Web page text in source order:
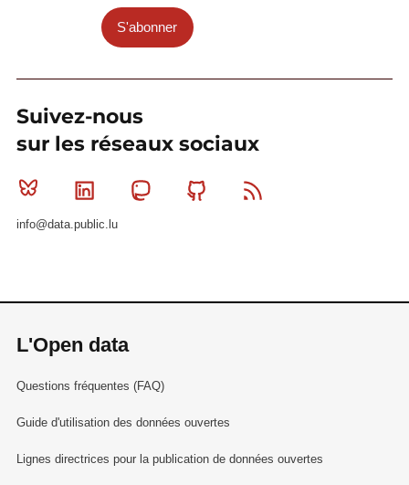
S'abonner
Suivez-nous
sur les réseaux sociaux
Bluesky Linkedin MastodonGithub
info@data.public.lu
L'Open data
Questions fréquentes (FAQ)
Guide d'utilisation des données ouvertes
Lignes directrices pour la publication de données ouvertes